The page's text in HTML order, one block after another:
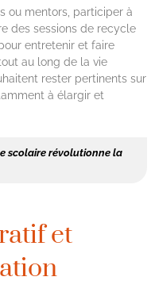
ou mentors, participer à
des sessions de recycle
entretenir et faire
au long de la vie
rester pertinents sur
à élargir et
scolaire révolutionne la
et